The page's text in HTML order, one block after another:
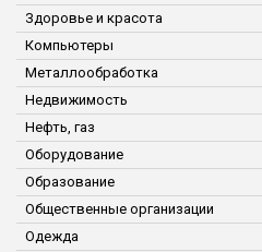
Здоровье и красота
Компьютеры
Металлообработка
Недвижимость
Нефть, газ
Оборудование
Образование
Общественные организации
Одежда